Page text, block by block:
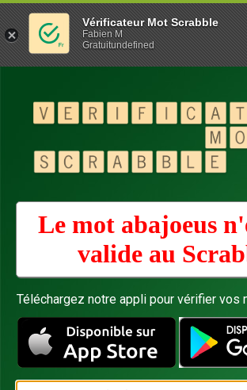
Le mot abajoeus
valide au
Téléchargez notre appli pour vérifier vos
Vérificateur Mot Scrabble
Fabien M
Gratuitundefined